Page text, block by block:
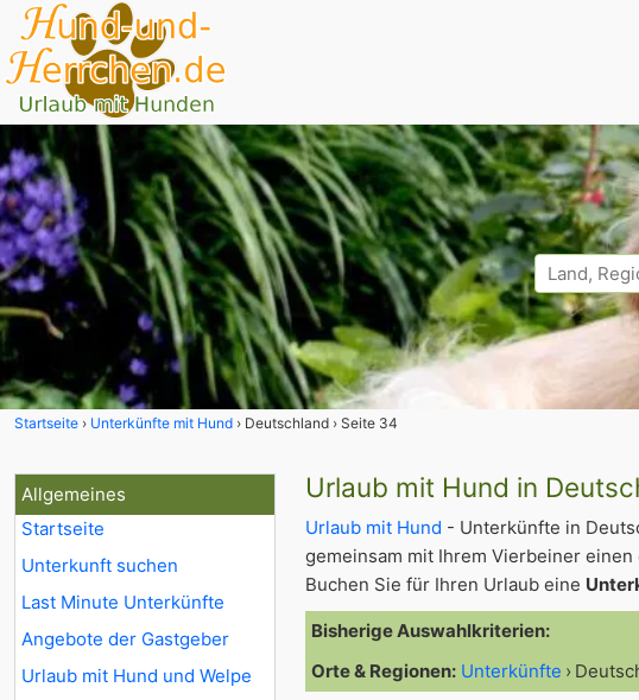
Startseite Unterkünfte mit Hund Deutschland Seite 34
Allgemeines
Startseite
Unterkunft suchen
Last Minute Unterkünfte
Angebote der Gastgeber
Urlaub mit Hund und Welpe
Urlaub mit Hund in
Urlaub mit Hund - Unterkünfte in
gemeinsam mit Ihrem Vierbeiner einen
Buchen Sie für Ihren Urlaub eine
Bisherige Auswahlkriterien:
Orte & Regionen: Unterkünfte